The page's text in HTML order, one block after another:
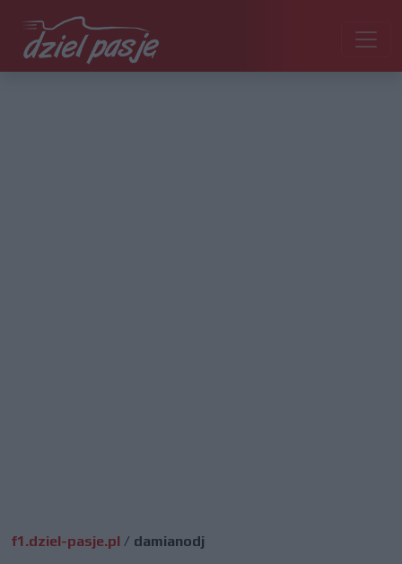
f1.dziel-pasje.pl / damianodj